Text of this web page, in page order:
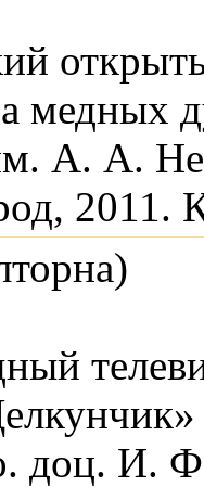
медных
А. А.
2011.
доц. И.